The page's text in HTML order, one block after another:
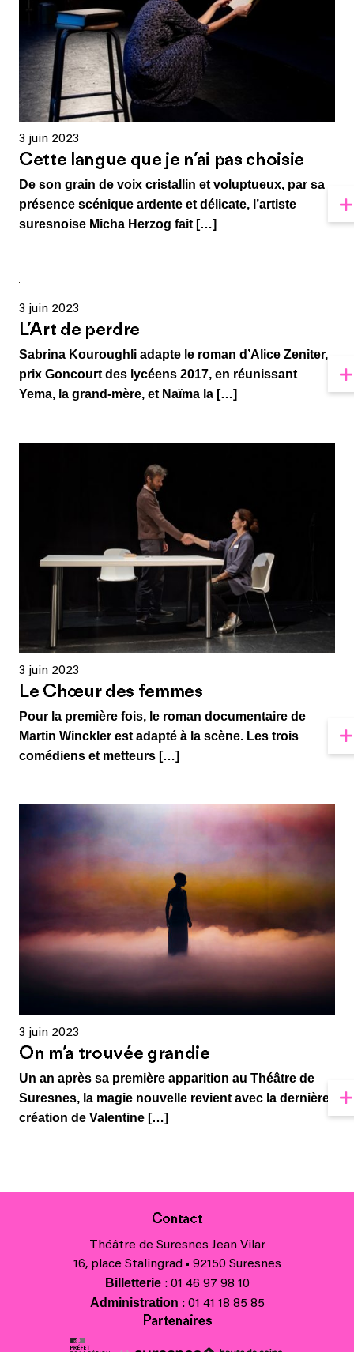
3 juin 2023
Cette langue que je n’ai pas choisie
De son grain de voix cristallin et voluptueux, par sa
présence scénique ardente et délicate, l’artiste
suresnoise Micha Herzog fait […]
3 juin 2023
L’Art de perdre
Sabrina Kouroughli adapte le roman d’Alice Zeniter,
prix Goncourt des lycéens 2017, en réunissant
Yema, la grand-mère, et Naïma la […]
3 juin 2023
Le Chœur des femmes
Pour la première fois, le roman documentaire de
Martin Winckler est adapté à la scène. Les trois
comédiens et metteurs […]
3 juin 2023
On m’a trouvée grandie
Un an après sa première apparition au Théâtre de
Suresnes, la magie nouvelle revient avec la dernière
création de Valentine […]
Contact
Théâtre de Suresnes Jean Vilar
16, place Stalingrad • 92150 Suresnes
Billetterie: 01 46 97 98 10
Administration : 01 41 18 85 85
Partenaires